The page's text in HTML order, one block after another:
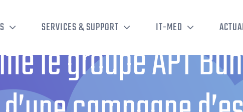
SERVICES & SUPPORT IT-MED
le groupe APT